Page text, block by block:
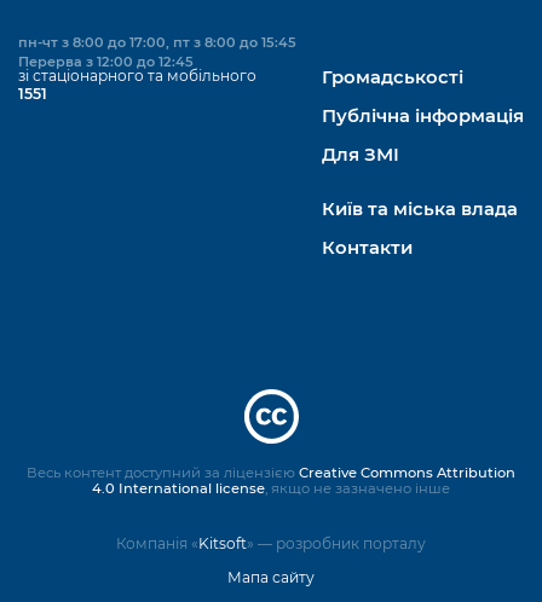
пн-чт з 8:00 до 17:00, пт з 8:00 до 15:45
Перерва з 12:00 до 12:45
зі стаціонарного та мобільного
1551
Громадськості
Публічна інформація
Для ЗМІ
Київ та міська влада
Контакти
Компанія «Kitsoft» — розробник порталу
Мапа сайту
Весь контент доступний за ліцензією Creative Commons Attribution
4.0 International license , якщо не зазначено інше